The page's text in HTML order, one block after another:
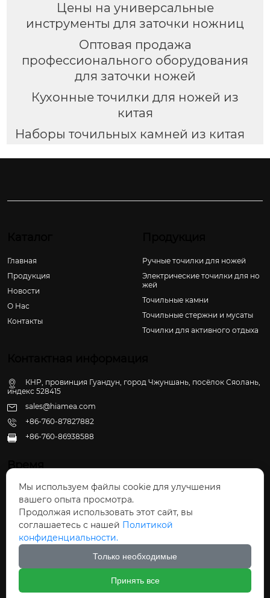
Цены на универсальные
инструменты для заточки ножниц
Оптовая продажа
профессионального оборудования
для заточки ножей
Кухонные точилки для ножей из
китая
Наборы точильных камней из китая
Главная
Продукция
Новости
О Hас
Контакты
Ручные точилки для ножей
Электрические точилки для но
жей
Точильные камни
Точильные стержни и мусаты
Точилки для активного отдыха
КНР, провинция Гуандун, город Чжуншань, посёлок Сяолань,
индекс 528415
sales@hiamea.com
+86-760-87827882
 +86-760-86938588
Время
Пн - Пт: 09:30 - 22:00
Сб - Вс: 10:00 - 22:30
Авторское право©ООО Чжуншань Хайвэй
Кухонные Принадлежности
Мы используем файлы cookie для улучшения
вашего опыта просмотра.
Продолжая использовать этот сайт, вы
соглашаетесь с нашей Политикой
конфиденциальности.
Только необходимые
Принять все